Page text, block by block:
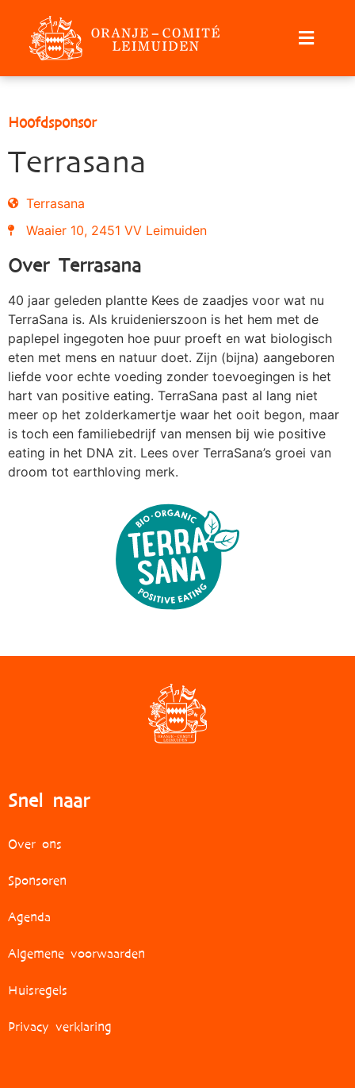
Hoofdsponsor
Terrasana
Terrasana
Waaier 10, 2451 VV Leimuiden
Over Terrasana
40 jaar geleden plantte Kees de zaadjes voor wat nu
TerraSana is. Als kruidenierszoon is het hem met de
paplepel ingegoten hoe puur proeft en wat biologisch
eten met mens en natuur doet. Zijn (bijna) aangeboren
liefde voor echte voeding zonder toevoegingen is het
hart van positive eating. TerraSana past al lang niet
meer op het zolderkamertje waar het ooit begon, maar
is toch een familiebedrijf van mensen bij wie positive
eating in het DNA zit. Lees over TerraSana’s groei van
droom tot earthloving merk.
Snel naar
Over ons
Sponsoren
Agenda
Algemene voorwaarden
Huisregels
Privacy verklaring